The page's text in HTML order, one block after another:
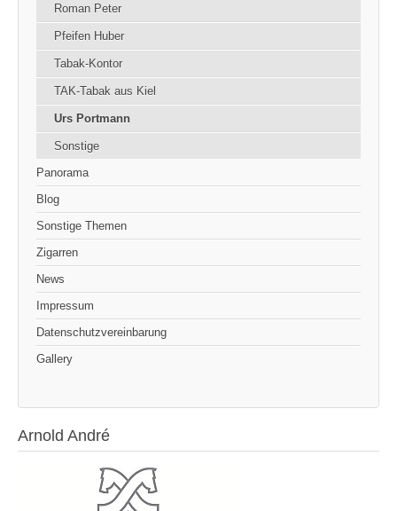
Roman Peter
Pfeifen Huber
Tabak-Kontor
TAK-Tabak aus Kiel
Urs Portmann
Sonstige
Panorama
Blog
Sonstige Themen
Zigarren
News
Impressum
Datenschutzvereinbarung
Gallery
Arnold André